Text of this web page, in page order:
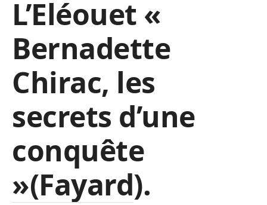
L’Eléouet «
Bernadette
Chirac, les
secrets d’une
conquête
»(Fayard).